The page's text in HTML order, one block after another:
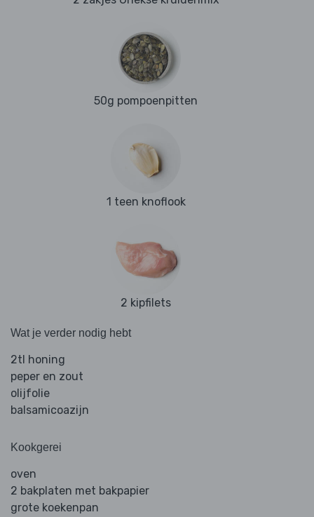
50g pompoenpitten
1 teen knoflook
2 kipfilets
Wat je verder nodig hebt
2tl honing
peper en zout
olijfolie
balsamicoazijn
Kookgerei
oven
2 bakplaten met bakpapier
grote koekenpan